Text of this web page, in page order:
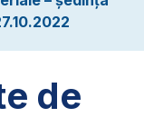
de